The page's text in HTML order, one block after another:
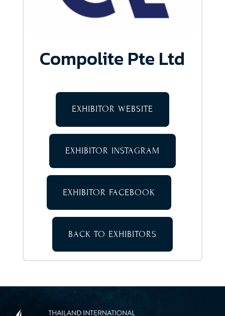
Compolite Pte Ltd
EXHIBITOR WEBSITE
EXHIBITOR INSTAGRAM
EXHIBITOR FACEBOOK
BACK TO EXHIBITORS